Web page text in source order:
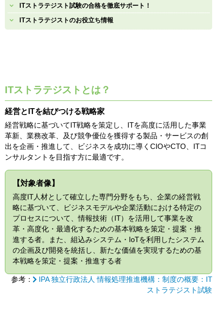
ITストラテジスト試験の合格を徹底サポート！
ITストラテジストのお役立ち情報
ITストラテジストとは？
経営とITを結びつける戦略家
経営戦略に基づいてIT戦略を策定し、ITを高度に活用した事業
革新、業務改革、及び競争優位を獲得する製品・サービスの創
出を企画・推進して、ビジネスを成功に導くCIOやCTO、ITコ
ンサルタントを目指す方に最適です。
【対象者像】
高度IT人材として確立した専門分野をもち、企業の経営戦
略に基づいて、ビジネスモデルや企業活動における特定の
プロセスについて、情報技術（IT）を活用して事業を改
革・高度化・最適化するための基本戦略を策定・提案・推
進する者。また、組込みシステム・IoTを利用したシステム
の企画及び開発を統括し、新たな価値を実現するための基
本戦略を策定・提案・推進する者
参考：
IPA 独立行政法人 情報処理推進機構：制度の概要：IT
ストラテジスト試験